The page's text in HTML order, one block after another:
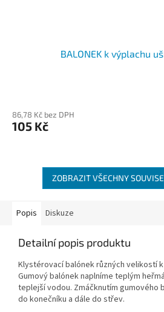
BALONEK k výplachu
86,78 Kč bez DPH
105 Kč
ZOBRAZIT VŠECHNY
Popis Diskuze
Detailní popis produktu
Klystérovací balónek různých velikostí
Gumový balónek naplníme teplým
teplejší vodou. Zmáčknutím gumového
do konečníku a dále do střev.